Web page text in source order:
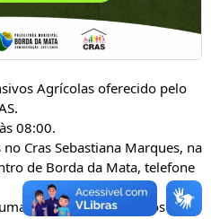
Agrícolas oferecido pelo
08:00.
Cras Sebastiana Marques, na
de Borda da Mata, telefone
seleção de candidatos para